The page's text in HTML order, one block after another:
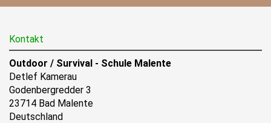
Kontakt
Outdoor / Survival - Schule Malente
Detlef Kamerau
Godenbergredder 3
23714 Bad Malente
Deutschland